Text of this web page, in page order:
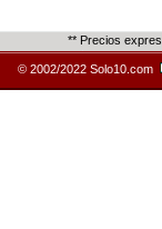
** Precios
© 2002/2022 Solo10.com